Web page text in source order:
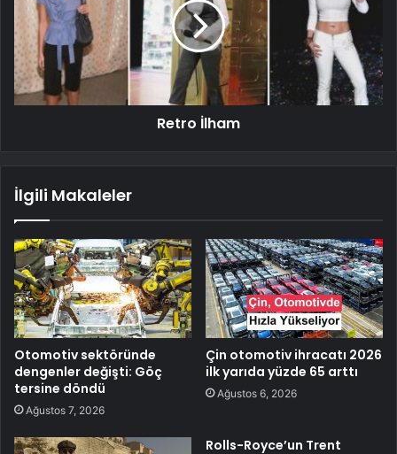
Retro İlham
İlgili Makaleler
Otomotiv sektöründe
dengenler değişti: Göç
tersine döndü
Ağustos 7, 2026
Çin otomotiv ihracatı 2026
ilk yarıda yüzde 65 arttı
Ağustos 6, 2026
Rolls-Royce’un Trent